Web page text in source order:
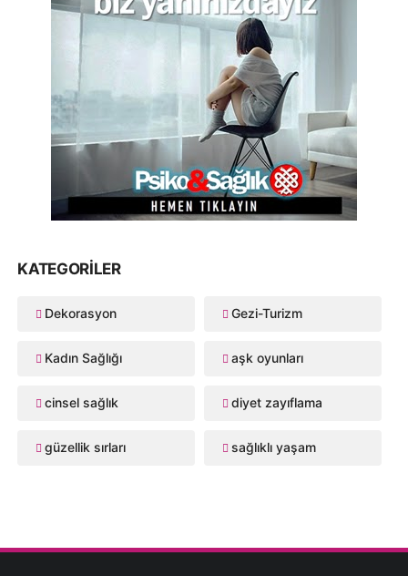
KATEGORILER
Dekorasyon Gezi-Turizm
Kadın Sağlığı aşk oyunları
cinsel sağlık diyet zayıflama
güzellik sırları sağlıklı yaşam